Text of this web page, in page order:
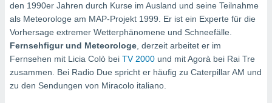
auf
den 1990er Jahren durch Kurse im Ausland und seine Teilnahme
als Meteorologe am MAP-Projekt 1999. Er ist ein Experte für die
Vorhersage extremer Wetterphänomene und Schneefälle.
Fernsehfigur und Meteorologe, derzeit arbeitet er im
Fernsehen mit Licia Colò bei TV 2000 und mit Agorà bei Rai Tre
zusammen. Bei Radio Due spricht er häufig zu Caterpillar AM und
zu den Sendungen von Miracolo italiano.